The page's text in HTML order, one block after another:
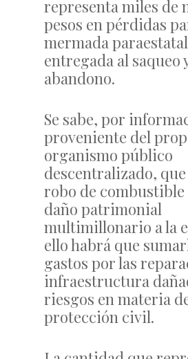
representa miles de
pesos en pérdidas
mermada
entregada al saqueo
abandono.
Se sabe, por
proveniente del
organismo público
descentralizado,
robo de combustible
daño patrimonial
multimillonario a la
ello habrá que
gastos por las
infraestructura
riesgos en materia
protección civil.